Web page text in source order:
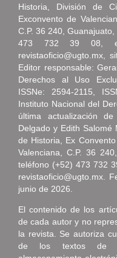
Historia, División de
Exconvento de
C.P. 36 240,
473 732 39 08,
revistaoficio@ugto.mx,
Editor responsable:
Derechos al Uso
ISSNe: 2594-2115,
Instituto Nacional del
última actualización
Delgado y Edith Salomé
de Historia, Ex
Valenciana, C.P. 36
teléfono (+52) 473 732
revistaoficio@ugto.mx.
junio de 2026.
El contenido de los
de cada autor y no
la revista. Se autoriza
de los textos de